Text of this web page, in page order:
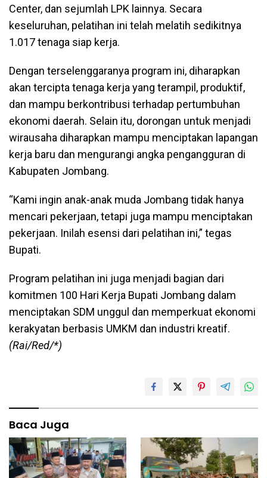
Center, dan sejumlah LPK lainnya. Secara
keseluruhan, pelatihan ini telah melatih sedikitnya
1.017 tenaga siap kerja.
Dengan terselenggaranya program ini, diharapkan
akan tercipta tenaga kerja yang terampil, produktif,
dan mampu berkontribusi terhadap pertumbuhan
ekonomi daerah. Selain itu, dorongan untuk menjadi
wirausaha diharapkan mampu menciptakan lapangan
kerja baru dan mengurangi angka pengangguran di
Kabupaten Jombang.
“Kami ingin anak-anak muda Jombang tidak hanya
mencari pekerjaan, tetapi juga mampu menciptakan
pekerjaan. Inilah esensi dari pelatihan ini,” tegas
Bupati.
Program pelatihan ini juga menjadi bagian dari
komitmen 100 Hari Kerja Bupati Jombang dalam
menciptakan SDM unggul dan memperkuat ekonomi
kerakyatan berbasis UMKM dan industri kreatif.
(Rai/Red/*)
Baca Juga